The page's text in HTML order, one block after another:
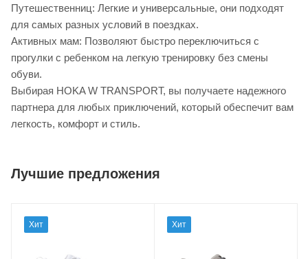
Путешественниц: Легкие и универсальные, они подходят
для самых разных условий в поездках.
Активных мам: Позволяют быстро переключиться с
прогулки с ребенком на легкую тренировку без смены
обуви.
Выбирая HOKA W TRANSPORT, вы получаете надежного
партнера для любых приключений, который обеспечит вам
легкость, комфорт и стиль.
Лучшие предложения
Хит Хит